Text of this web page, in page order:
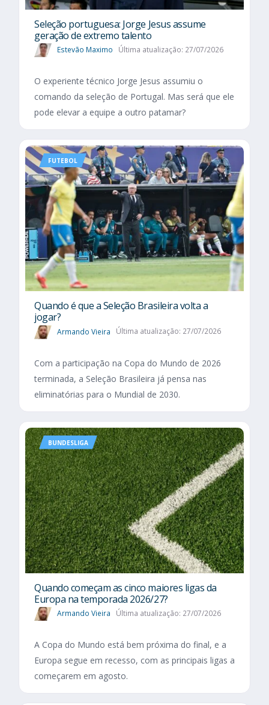
Seleção portuguesa: Jorge Jesus assume
geração de extremo talento
Estevão Maximo Última atualização: 27/07/2026
O experiente técnico Jorge Jesus assumiu o
comando da seleção de Portugal. Mas será que ele
pode elevar a equipe a outro patamar?
FUTEBOL
Quando é que a Seleção Brasileira volta a
jogar?
Armando Vieira Última atualização: 27/07/2026
Com a participação na Copa do Mundo de 2026
terminada, a Seleção Brasileira já pensa nas
eliminatórias para o Mundial de 2030.
BUNDESLIGA
Quando começam as cinco maiores ligas da
Europa na temporada 2026/27?
Armando Vieira Última atualização: 27/07/2026
A Copa do Mundo está bem próxima do final, e a
Europa segue em recesso, com as principais ligas a
começarem em agosto.